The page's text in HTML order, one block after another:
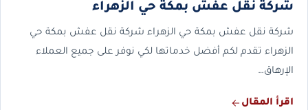
شركة نقل عفش بمكة حي الزهراء
شركة نقل عفش بمكة حي الزهراء شركة نقل عفش بمكة حي
الزهراء تقدم لكم أفضل خدماتها لكي نوفر على جميع العملاء
الإرهاق…
اقرأ المقال